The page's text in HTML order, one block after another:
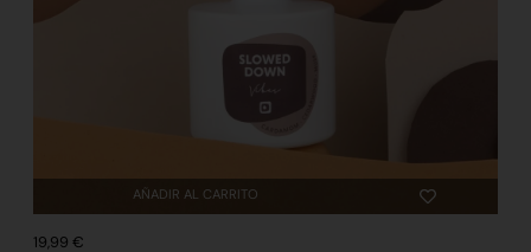
AÑADIR AL CARRITO
19,99 €